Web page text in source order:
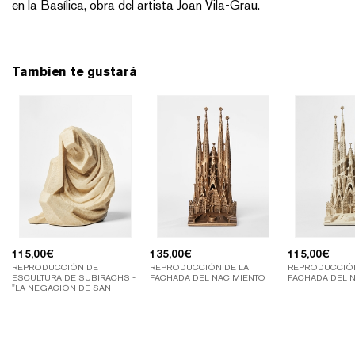
en la Basílica, obra del artista Joan Vila-Grau.
Tambien te gustará
115,00€
REPRODUCCIÓN DE
ESCULTURA DE SUBIRACHS -
"LA NEGACIÓN DE SAN
135,00€
REPRODUCCIÓN DE LA
FACHADA DEL NACIMIENTO
115,00€
FACHADA DEL